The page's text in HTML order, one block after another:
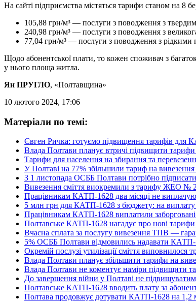
На сайті підприємства містяться тарифи станом на 8
105,88 грн/м³ — послуги з поводження з
240,98 грн/м³ — послуги з поводження з
77,04 грн/м³ — послуги з поводження з рідкими
Щодо абонентської плати, то кожен споживач з
у нього площа житла.
Ян ПРУГЛО, «Полтавщина»
10 лютого 2024, 17:06
Матеріали по темі:
Євген Ричка: готуємо підвищення тарифів для
Влада Полтави планує втричі підвищити тарифи
Тарифи для населення на збирання та
У Полтаві на 77% збільшили тариф на вивезення
З 1 листопада ОСББ Полтави потрібно
Вивезення сміття виокремили з тарифу ЖЕО №
Працівникам КАТП-1628 два місяці не
5 млн грн для КАТП-1628 з бюджету: на виплату
Працівникам КАТП-1628 виплатили
Полтавське КАТП-1628 нагадує про нові
Вчасна сплата за послугу вивезення ТПВ —
5% ОСББ Полтави відмовились надавати КАТП-
Окремій послузі утилізації сміття
Влада Полтави планує збільшити тарифи на
Влада Полтави не коментує наміри підвищити
До завершення війни у Полтаві не
Полтавське КАТП-1628 вводить плату за
Полтава продовжує дотувати КАТП-1628 на 1,2